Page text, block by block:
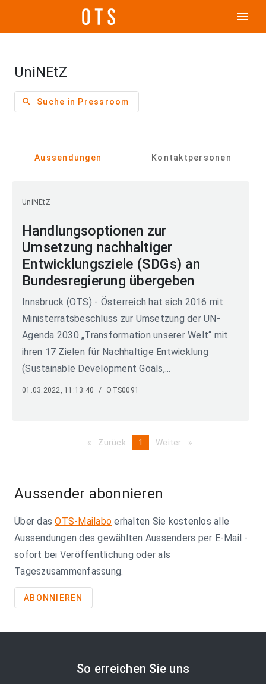
menu
UniNEtZ
search Suche in Pressroom
Aussendungen Kontaktpersonen
UniNEtZ
Handlungsoptionen zur
Umsetzung nachhaltiger
Entwicklungsziele (SDGs) an
Bundesregierung übergeben
Innsbruck (OTS) - Österreich hat sich 2016 mit
Ministerratsbeschluss zur Umsetzung der UN-
Agenda 2030 „Transformation unserer Welt“ mit
ihren 17 Zielen für Nachhaltige Entwicklung
(Sustainable Development Goals,...
01.03.2022, 11:13:40 / OTS0091
Zurück pageYou're
1 Weiter page
Aussender abonnieren
Über dasOTS-Mailabo erhalten Sie kostenlos alle
Aussendungen des gewählten Aussenders per E-Mail -
sofort bei Veröffentlichung oder als
Tageszusammenfassung.
ABONNIEREN
So erreichen Sie uns